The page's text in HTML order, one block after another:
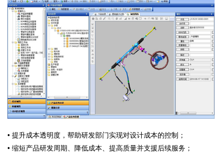
• 提升成本透明度，帮助研发部门实现对设计成本的控制；
• 缩短产品研发周期、降低成本、提高质量并支援后续服务；